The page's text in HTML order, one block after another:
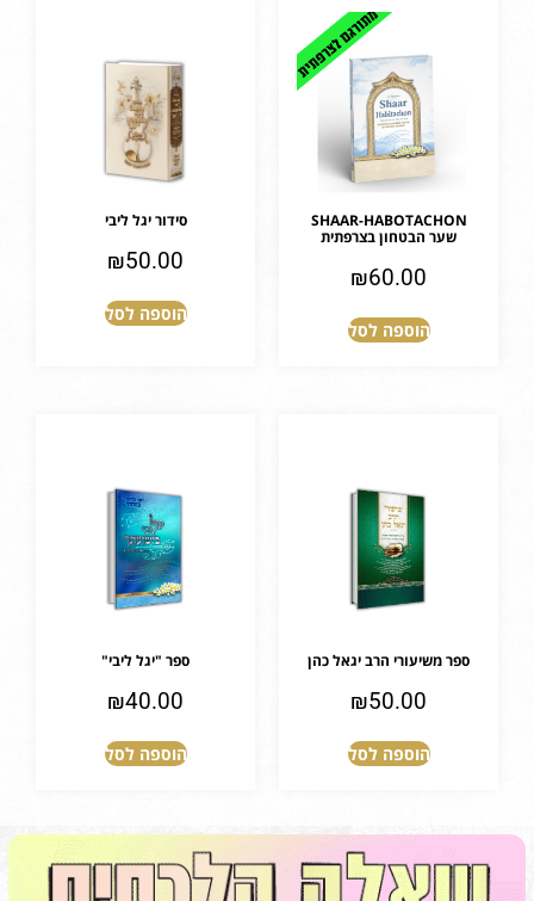
SHAAR-HABOTACHON
שער הבטחון בצרפתית
₪60.00
הוספה לסל
סידור יגל ליבי
₪50.00
הוספה לסל
ספר משיעורי הרב יגאל כהן
₪50.00
הוספה לסל
ספר "יגל ליבי"
₪40.00
הוספה לסל